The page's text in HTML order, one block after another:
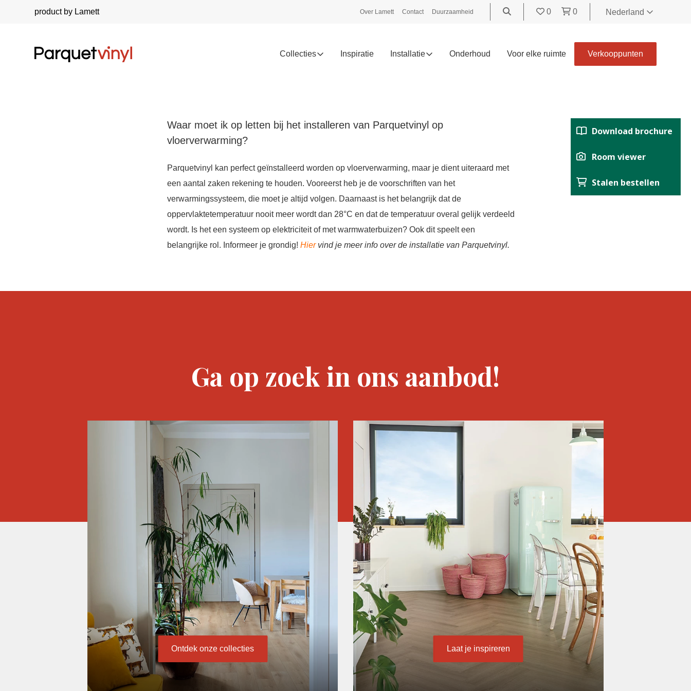
product by Lamett Over Lamett Contact Duurzaamheid 0 0
Nederland
United
Kingdom
Nederland
Français
Italiano
Svenska
Collecties Inspiratie Installatie Onderhoud Voor elke ruimte Verkooppunten
Waar moet ik op letten bij het installeren van Parquetvinyl op
vloerverwarming?
Parquetvinyl kan perfect geïnstalleerd worden op vloerverwarming, maar je dient uiteraard met
een aantal zaken rekening te houden. Vooreerst heb je de voorschriften van het
verwarmingssysteem, die moet je altijd volgen. Daarnaast is het belangrijk dat de
oppervlaktetemperatuur nooit meer wordt dan 28°C en dat de temperatuur overal gelijk verdeeld
wordt. Is het een systeem op elektriciteit of met warmwaterbuizen? Ook dit speelt een
belangrijke rol. Informeer je grondig! Hiervind je meer info over de installatie van Parquetvinyl.
Ga op zoek in ons aanbod!
Ontdek onze collecties Laat je inspireren
Download brochure
Room viewer
Stalen bestellen